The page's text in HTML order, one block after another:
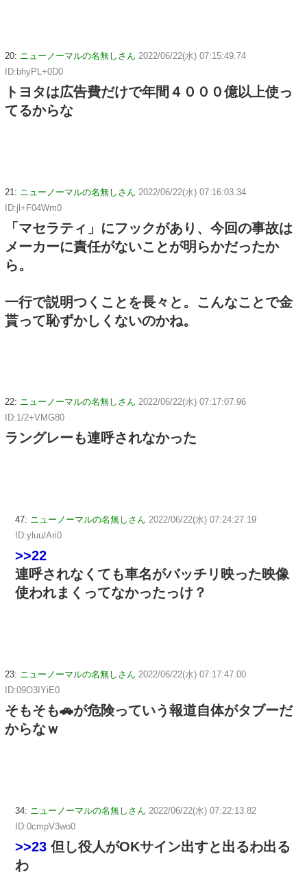
20: ニューノーマルの名無しさん 2022/06/22(水) 07:15:49.74
ID:bhyPL+0D0
トヨタは広告費だけで年間４０００億以上使っ
てるからな
21: ニューノーマルの名無しさん 2022/06/22(水) 07:16:03.34
ID:jl+F04Wm0
「マセラティ」にフックがあり、今回の事故は
メーカーに責任がないことが明らかだったか
ら。
一行で説明つくことを長々と。こんなことで金
貰って恥ずかしくないのかね。
22: ニューノーマルの名無しさん 2022/06/22(水) 07:17:07.96
ID:1/2+VMG80
ラングレーも連呼されなかった
47: ニューノーマルの名無しさん 2022/06/22(水) 07:24:27.19
ID:yluu/Ari0
>>22
連呼されなくても車名がバッチリ映った映像
使われまくってなかったっけ？
23: ニューノーマルの名無しさん 2022/06/22(水) 07:17:47.00
ID:09O3IYiE0
そもそも🚗が危険っていう報道自体がタブーだ
からなｗ
34: ニューノーマルの名無しさん 2022/06/22(水) 07:22:13.82
ID:0cmpV3wo0
>>23 但し役人がOKサイン出すと出るわ出る
わ